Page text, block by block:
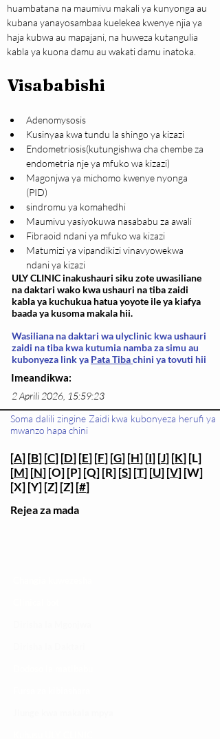
huambatana na maumivu makali ya kunyonga au
kubana yanayosambaa kuelekea kwenye njia ya
haja kubwa au mapajani, na huweza kutangulia
kabla ya kuona damu au wakati damu inatoka.
Visababishi
Adenomysosis
Kusinyaa kwa tundu la shingo ya kizazi
Endometriosis(kutungishwa cha chembe za
endometria nje ya mfuko wa kizazi)
Magonjwa ya michomo kwenye nyonga
(PID)
sindromu ya komahedhi
Maumivu yasiyokuwa nasababu za awali
Fibraoid ndani ya mfuko wa kizazi
Matumizi ya vipandikizi vinavyowekwa
ndani ya kizazi
ULY CLINIC inakushauri siku zote uwasiliane
na daktari wako kwa ushauri na tiba zaidi
kabla ya kuchukua hatua yoyote ile ya kiafya
baada ya kusoma makala hii.
Wasiliana na daktari wa ulyclinic kwa ushauri
zaidi na tiba kwa kutumia namba za simu au
kubonyeza link ya Pata Tibachini ya tovuti hii
Imeandikwa:
2 Aprili 2026, 15:59:23
Soma dalili zingine Zaidi kwa kubonyeza herufi ya
mwanzo hapa chini
[A] [B] [C] [D] [E] [F] [G] [H] [I] [J] [K] [L]
[M] [N] [O] [P] [Q] [R] [S] [T] [U] [V] [W]
[X] [Y] [Z] [Z] [#]
Rejea za mada